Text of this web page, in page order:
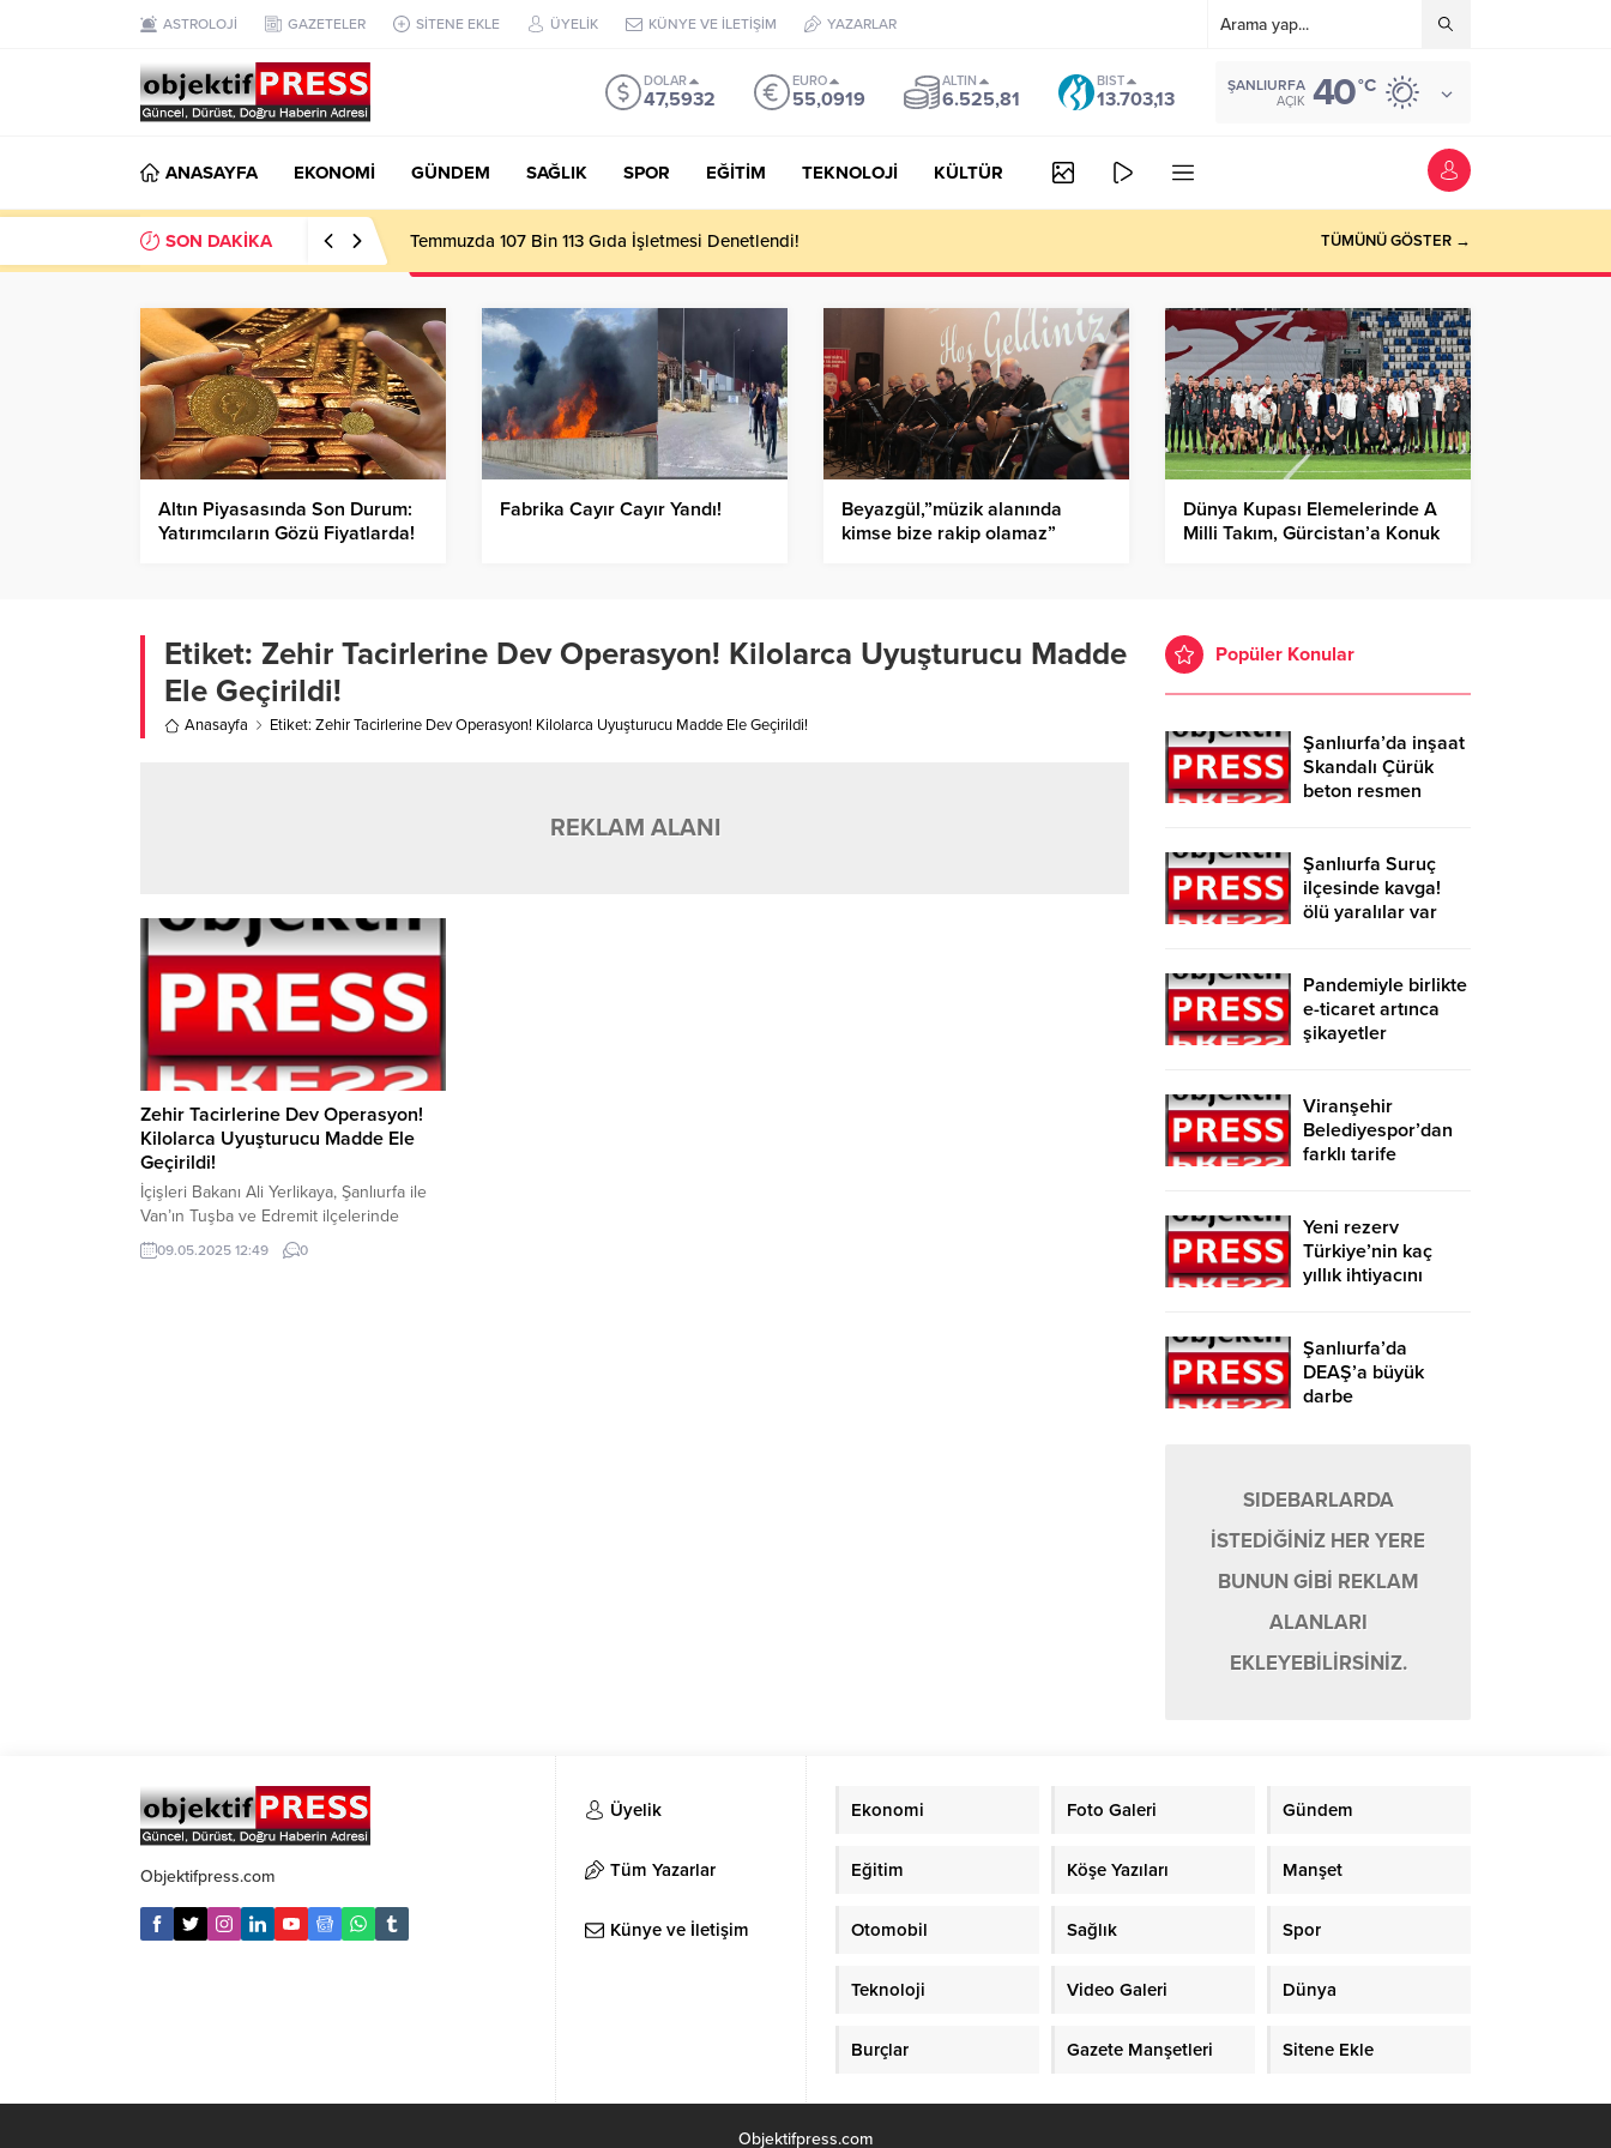
ASTROLOJİ GAZETELER SİTENE EKLE ÜYELİK KÜNYE VE İLETİŞİM YAZARLAR
DOLAR
47,5932
EURO
55,0919
ALTIN
6.525,81
BIST
13.703,13
ŞANLIURFA
AÇIK 40°C
ANASAYFA EKONOMİ GÜNDEM SAĞLIK SPOR EĞİTİM TEKNOLOJİ KÜLTÜR
SON DAKİKA Temmuzda 107 Bin 113 Gıda İşletmesi Denetlendi! TÜMÜNÜ GÖSTER →
Altın Piyasasında Son Durum:
Yatırımcıların Gözü Fiyatlarda!
Fabrika Cayır Cayır Yandı!
Beyazgül,”müzik alanında
kimse bize rakip olamaz”
Dünya Kupası Elemelerinde A
Milli Takım, Gürcistan’a Konuk
Etiket: Zehir Tacirlerine Dev Operasyon! Kilolarca Uyuşturucu Madde
Ele Geçirildi!
Anasayfa Etiket: Zehir Tacirlerine Dev Operasyon! Kilolarca Uyuşturucu Madde Ele Geçirildi!
REKLAM ALANI
Zehir Tacirlerine Dev Operasyon!
Kilolarca Uyuşturucu Madde Ele
Geçirildi!
İçişleri Bakanı Ali Yerlikaya, Şanlıurfa ile
Van’ın Tuşba ve Edremit ilçelerinde
düzenlenen uyuşturucu operasyonlarıyla
ilgili açıklamalarda bulundu. Yerlikaya
09.05.2025 12:49 0
Popüler Konular
Şanlıurfa’da inşaat
Skandalı Çürük
beton resmen
Şanlıurfa Suruç
ilçesinde kavga!
ölü yaralılar var
Pandemiyle birlikte
e-ticaret artınca
şikayetler
Viranşehir
Belediyespor’dan
farklı tarife
Yeni rezerv
Türkiye’nin kaç
yıllık ihtiyacını
Şanlıurfa’da
DEAŞ’a büyük
darbe
SIDEBARLARDA
İSTEDİĞİNİZ HER YERE
BUNUN GİBİ REKLAM
ALANLARI
EKLEYEBİLİRSİNİZ.
Objektifpress.com
Üyelik
Tüm Yazarlar
Künye ve İletişim
Ekonomi Foto Galeri Gündem
Eğitim Köşe Yazıları Manşet
Otomobil Sağlık Spor
Teknoloji Video Galeri Dünya
Burçlar Gazete Manşetleri Sitene Ekle
Objektifpress.com